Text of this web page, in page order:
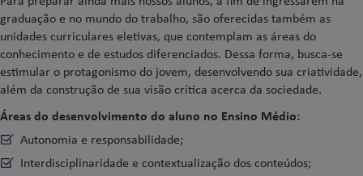
graduação e no mundo do trabalho, são oferecidas também as
unidades curriculares eletivas, que contemplam as áreas do
conhecimento e de estudos diferenciados. Dessa forma, busca-se
estimular o protagonismo do jovem, desenvolvendo sua criatividade,
além da construção de sua visão crítica acerca da sociedade.
Áreas do desenvolvimento do aluno no Ensino Médio:
Autonomia e responsabilidade;
Interdisciplinaridade e contextualização dos conteúdos;